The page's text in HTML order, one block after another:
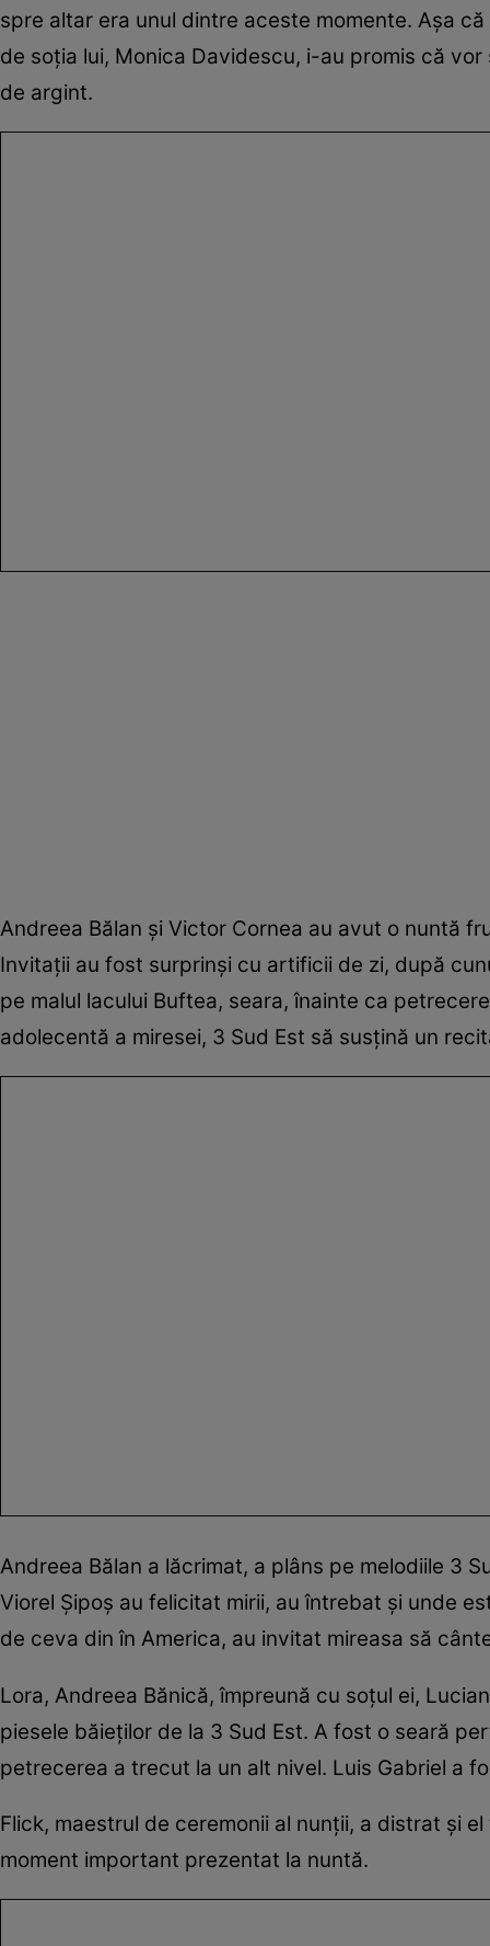
spre altar era unul dintre aceste momente. Așa
de soția lui, Monica Davidescu, i-au promis că
de argint.
Andreea Bălan și Victor Cornea au avut o nuntă
Invitații au fost surprinși cu artificii de zi, după
pe malul lacului Buftea, seara, înainte ca
adolecentă a miresei, 3 Sud Est să susțină un
Andreea Bălan a lăcrimat, a plâns pe melodiile 3
Viorel Șipoș au felicitat mirii, au întrebat și unde
de ceva din în America, au invitat mireasa să
Lora, Andreea Bănică, împreună cu soțul ei,
piesele băieților de la 3 Sud Est. A fost o seară
petrecerea a trecut la un alt nivel. Luis Gabriel a
Flick, maestrul de ceremonii al nunții, a distrat și
moment important prezentat la nuntă.